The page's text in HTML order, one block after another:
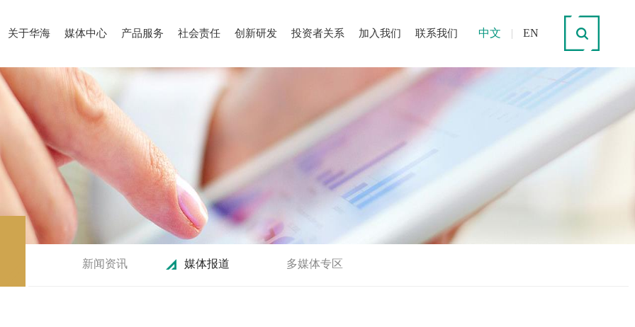
中文 | EN
关于华海 媒体中心 产品服务 社会责任 创新研发 投资者关系 加入我们 联系我们
新闻资讯 媒体报道 多媒体专区